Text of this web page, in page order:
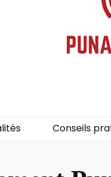
Conseils